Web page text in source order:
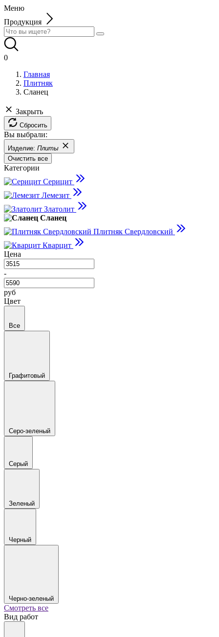
Меню
Продукция
0
Главная
Плитняк
Сланец
Закрыть
Сбросить
Вы выбрали:
Изделие: Плиты
Очистить все
Категории
Серицит
Лемезит
Златолит
Сланец
Плитняк Свердловский
Кварцит
Цена
-
руб
Цвет
Все
Графитовый
Серо-зеленый
Серый
Зеленый
Черный
Черно-зеленый
Смотреть все
Вид работ